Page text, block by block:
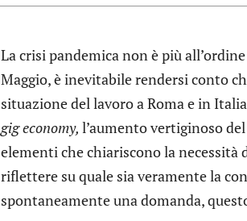
La crisi pandemica non è più
Maggio, è inevitabile rendersi conto
situazione del lavoro a Roma e in
gig economy, l’aumento vertiginoso
elementi che chiariscono la necessità
riflettere su quale sia veramente la
spontaneamente una domanda,